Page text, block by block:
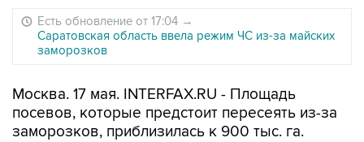
Есть обновление от 17:04 →
Саратовская область ввела режим ЧС из-за майских
заморозков
Москва. 17 мая. INTERFAX.RU - Площадь
посевов, которые предстоит пересеять из-за
заморозков, приблизилась к 900 тыс. га.